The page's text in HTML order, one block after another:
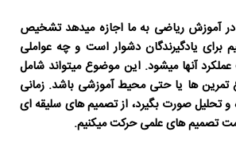
آموزش ریاضی به ما اجازه میدهد تشخیص
برای یادگیرندگان دشوار است و چه عواملی
آنها میشود. این موضوع میتواند شامل
تمرین ها یا حتی محیط آموزشی باشد. زمانی
و تحلیل صورت بگیرد، از تصمیم های سلیقه ای
تصمیم های علمی حرکت میکنیم.